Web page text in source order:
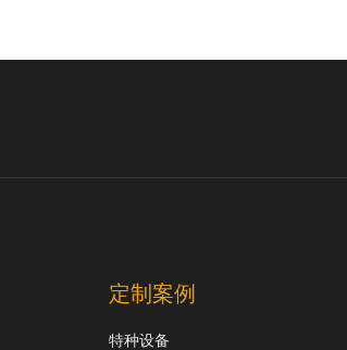
定制案例
特种设备